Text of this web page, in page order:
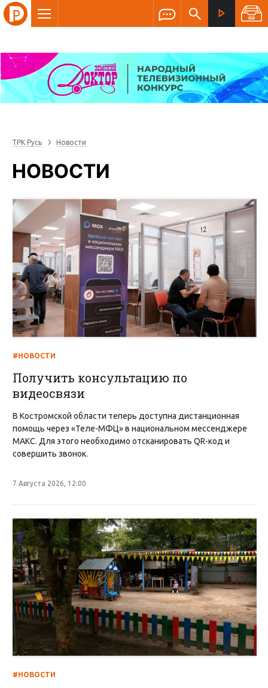
ТРК Русь Новости
НОВОСТИ
#НОВОСТИ
Получить консультацию по
видеосвязи
В Костромской области теперь доступна дистанционная
помощь через «Теле-МФЦ» в национальном мессенджере
МАКС. Для этого необходимо отсканировать QR-код и
совершить звонок.
7 Августа 2026, 12:00
#НОВОСТИ